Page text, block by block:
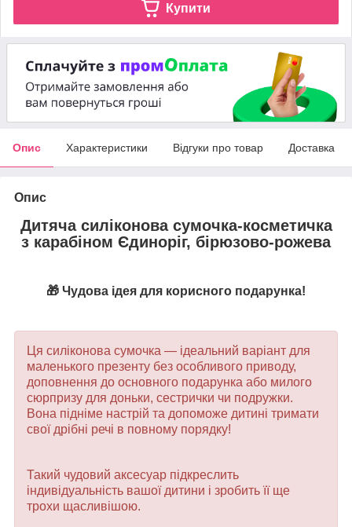
Купити
Опис Характеристики Відгуки про товар Доставка
Опис
Дитяча силіконова сумочка-косметичка
з карабіном Єдиноріг, бірюзово-рожева
🎁 Чудова ідея для корисного подарунка!
Ця силіконова сумочка — ідеальний варіант для
маленького презенту без особливого приводу,
доповнення до основного подарунка або милого
сюрпризу для доньки, сестрички чи подружки.
Вона підніме настрій та допоможе дитині тримати
свої дрібні речі в повному порядку!
Такий чудовий аксесуар підкреслить
індивідуальність вашої дитини і зробить її ще
трохи щасливішою.